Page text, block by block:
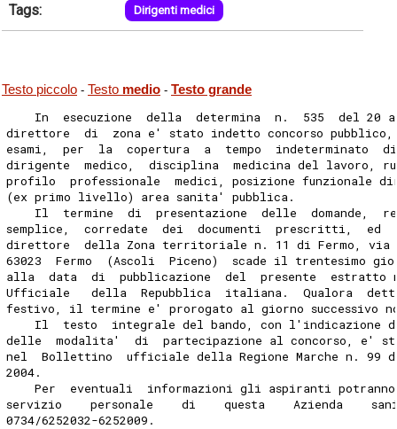
Tags: Dirigenti medici
Testo piccolo - Testo medio - Testo grande
In  esecuzione  della  determina  n.  535  del 20
direttore  di  zona e' stato indetto concorso
esami,  per  la  copertura  a  tempo  indeterminato
dirigente  medico,  disciplina  medicina del lavoro,
profilo  professionale  medici, posizione funzionale
(ex primo livello) area sanita' pubblica.
Il  termine  di  presentazione  delle  domande,
semplice,  corredate  dei  documenti  prescritti,  ed
direttore  della Zona territoriale n. 11 di Fermo,
63023  Fermo  (Ascoli  Piceno)  scade il trentesimo
alla  data  di  pubblicazione  del  presente  estratto
Ufficiale   della  Repubblica  italiana.  Qualora
festivo, il termine e' prorogato al giorno successivo
Il  testo  integrale del bando, con l'indicazione
delle  modalita'  di  partecipazione al concorso, e'
nel  Bollettino  ufficiale della Regione Marche n. 99
2004.
Per  eventuali  informazioni gli aspiranti
servizio    personale    di    questa    Azienda
0734/6252032-6252009.